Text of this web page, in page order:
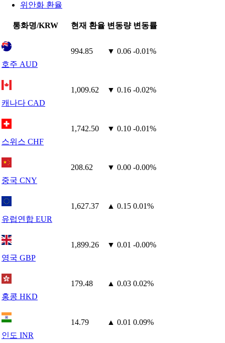
위안화 환율
통화명/KRW 현재 환율 변동량 변동률
호주 AUD
994.85 ▼ 0.06 -0.01%
캐나다 CAD
1,009.62 ▼ 0.16 -0.02%
스위스 CHF
1,742.50 ▼ 0.10 -0.01%
중국 CNY
208.62 ▼ 0.00 -0.00%
유럽연합 EUR
1,627.37 ▲ 0.15 0.01%
영국 GBP
1,899.26 ▼ 0.01 -0.00%
홍콩 HKD
179.48 ▲ 0.03 0.02%
인도 INR
14.79 ▲ 0.01 0.09%